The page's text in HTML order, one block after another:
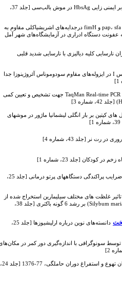
مطالعه اثر ادجوانت HSP90 بر ایمنی زایی HbsAg در موش بالب‌سی [جلد 37،
بررسی حضور ژن‌های فیمبریل pap، sfa و fimH درجدایه‌های اشریشیاکلی مقاوم به
دستگاه ادراری در آزمایشگاه‌های شهر آمل
بیماران نارسایی کلیه دیالیزی با نارسایی شدید قلبی
فراوانی اینتگرون کلاس I در ایزوله‌های مقاوم سودوموناس آئروژینوزا جدا
طراحی و راه اندازی روش TaqMan Real-time PCR جهت تشخیص و تعیین کمی
کیتین بر بار انگلی لیشمانیا ماژور در موشهای
نر [جلد 43، شماره 4]
[جلد 23، شماره 1]
ضرورت اندازه‌گیری ضرایب پراکندگی دستگاههای پرتو درمانی [جلد 25،
غلظت های مختلف سیلیمارین استخراج شده از
دانه های گیاه خارمریم (Silybum marianum L. Gaertn) بر رشد 6 گونه باکتری [جلد 38،
دانسته‌های نوین درباره ارلیشیوزها [جلد 25،
با اندازه‌گیری دور کمر در مکان‌های
تأثیر طب فشاری در میزان تهوع و استفراغ دوران حاملگی، 77-1376 [جلد 24،